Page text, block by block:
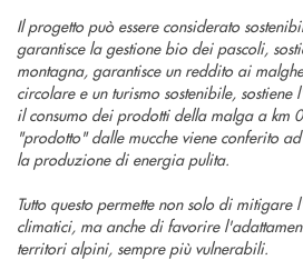
Il progetto può essere considerato
garantisce la gestione bio dei pascoli,
montagna, garantisce un reddito ai
circolare e un turismo sostenibile,
il consumo dei prodotti della malga a km
"prodotto" dalle mucche viene conferito
la produzione di energia pulita.
Tutto questo permette non solo di
climatici, ma anche di favorire
territori alpini, sempre più vulnerabili.